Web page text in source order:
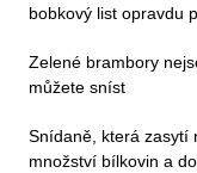
bobkový list opravdu
Zelené brambory
můžete sníst
Snídaně, která zasytí
množství bílkovin a